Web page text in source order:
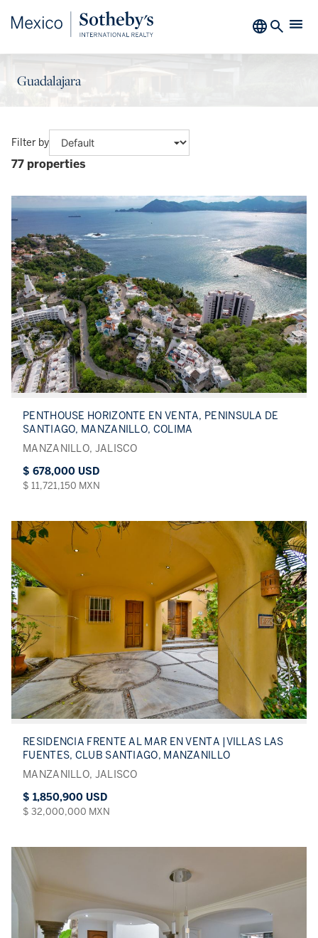
Guadalajara
Filter by
77 properties
PENTHOUSE HORIZONTE EN VENTA, PENINSULA DE
SANTIAGO, MANZANILLO, COLIMA
MANZANILLO, JALISCO
$ 678,000 USD
$ 11,721,150 MXN
RESIDENCIA FRENTE AL MAR EN VENTA |VILLAS LAS
FUENTES, CLUB SANTIAGO, MANZANILLO
MANZANILLO, JALISCO
$ 1,850,900 USD
$ 32,000,000 MXN